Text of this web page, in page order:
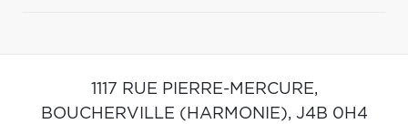
1117 RUE PIERRE-MERCURE,
BOUCHERVILLE (HARMONIE), J4B 0H4